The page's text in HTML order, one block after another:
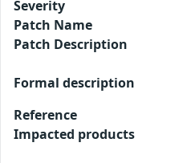
Severity
Patch Name
Patch Description
Formal description
Reference
Impacted products